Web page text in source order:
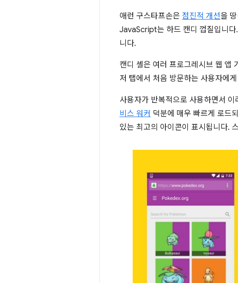
애런 구스타프손은 점진적 개선을
JavaScript는 하드 캔디 껍질입니다
니다.
캔디 셸은 여러 프로그레시브 웹 앱
저 탭에서 처음 방문하는 사용자에
사용자가 반복적으로 사용하면서
비스 워커 덕분에 매우 빠르게 로드
있는 최고의 아이콘이 표시됩니다.